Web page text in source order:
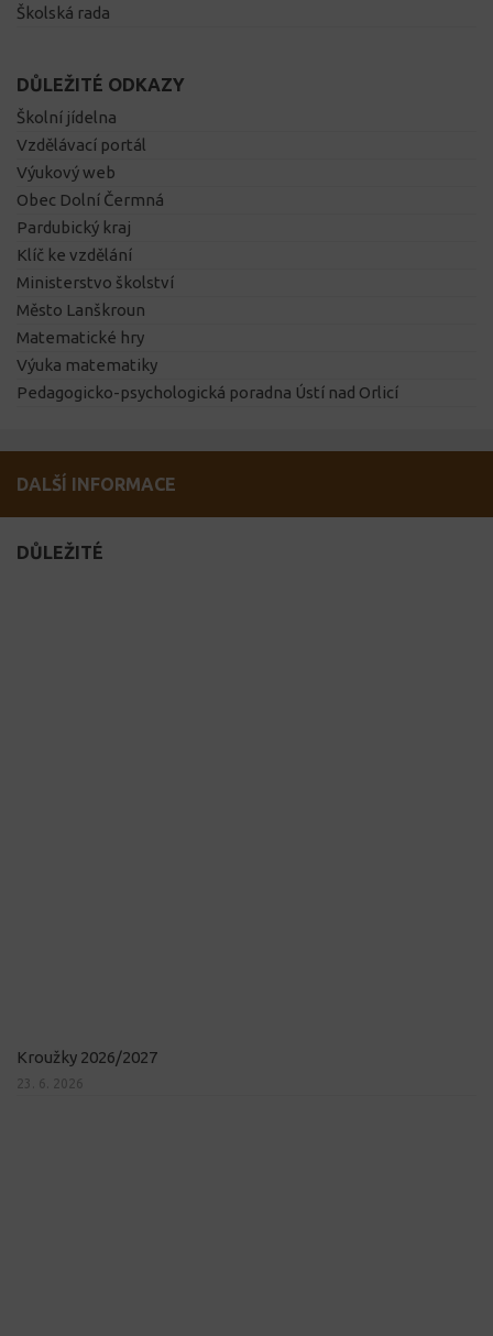
Školská rada
DŮLEŽITÉ ODKAZY
Školní jídelna
Vzdělávací portál
Výukový web
Obec Dolní Čermná
Pardubický kraj
Klíč ke vzdělání
Ministerstvo školství
Město Lanškroun
Matematické hry
Výuka matematiky
Pedagogicko-psychologická poradna Ústí nad Orlicí
DALŠÍ INFORMACE
DŮLEŽITÉ
Kroužky 2026/2027
23. 6. 2026